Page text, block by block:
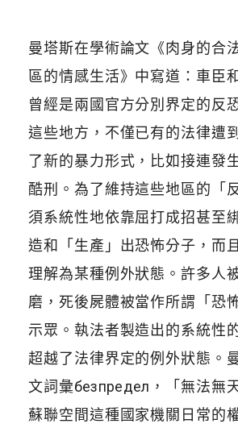
曼塔斯在學術論文《肉身的合
區的情感生活》中寫道：車臣
曾經是兩國官方分別界定的反
這些地方，不僅已有的法律遭
了新的暴力形式，比如接連發
酷刑。為了維持這些地區的「
須系統性地依靠屈打成招甚至
造和「生產」出恐怖分子，而
理解為某種例外狀態。許多人
磨，死後屍體被當作所謂「恐
示眾。執法者製造出的系統性
超越了法律界定的例外狀態。
文詞彙безпредел，「無法無
蘇聯空間這種國家機關日常的